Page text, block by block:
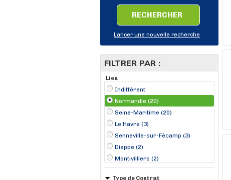
RECHERCHER
Lancer une nouvelle recherche
FILTRER PAR :
Lieu
Indifférent
Normandie (20)
Seine-Maritime (20)
Le Havre (3)
Senneville-sur-Fécamp (3)
Dieppe (2)
Montivilliers (2)
Rogerville (2)
Type de Contrat